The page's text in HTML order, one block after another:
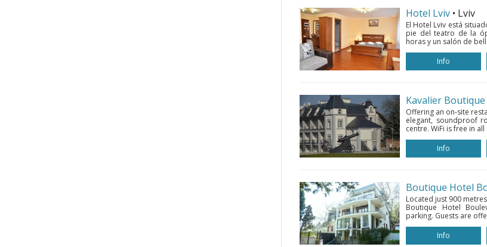
Hotel Lviv • Lviv
El Hotel Lviv está
pie del teatro de la
horas y un salón de
Info
Kavalier
Offering an on-site
elegant, soundproof
centre. WiFi is free in
Info
Boutique Hotel
Located just 900
Boutique Hotel
parking. Guests are
Info